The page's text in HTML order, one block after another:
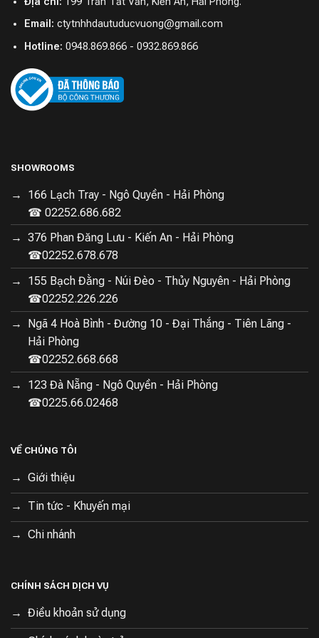
Công nghệ chuyển đổi tần số kép tiết kiệm
năng lượng
Công nghệ chuyển đổi tần số kép giúp tủ lạnh hoạt
động ổn định, giảm thiểu tiếng ồn và tiết kiệm điện
năng tiêu thụ. Điều này không chỉ tốt cho môi trường mà
còn giúp bạn tiết kiệm chi phí sinh hoạt hàng tháng.
Dung tích lớn với ngăn chứa đa dạng
Với dung tích 439 lít, tủ lạnh Xiaomi MIJIA 439L cung
Email: ctytnhhdautuducvuong@gmail.com
Hotline: 0948.869.866 - 0932.869.866
SHOWROOMS
166 Lạch Tray - Ngô Quyền - Hải Phòng
☎ 02252.686.682
376 Phan Đăng Lưu - Kiến An - Hải Phòng
☎02252.678.678
155 Bạch Đằng - Núi Đèo - Thủy Nguyên - Hải Phòng
☎02252.226.226
Ngã 4 Hoà Bình - Đường 10 - Đại Thắng - Tiên Lãng -
Hải Phòng
☎02252.668.668
123 Đà Nẵng - Ngô Quyền - Hải Phòng
☎0225.66.02468
VỀ CHÚNG TÔI
Giới thiệu
Tin tức - Khuyến mại
Chi nhánh
CHÍNH SÁCH DỊCH VỤ
Điều khoản sử dụng